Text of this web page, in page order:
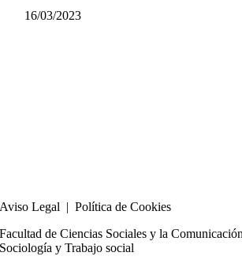
16/03/2023
Aviso Legal | Política de Cookies
Facultad de Ciencias Sociales y la
Sociología y Trabajo social